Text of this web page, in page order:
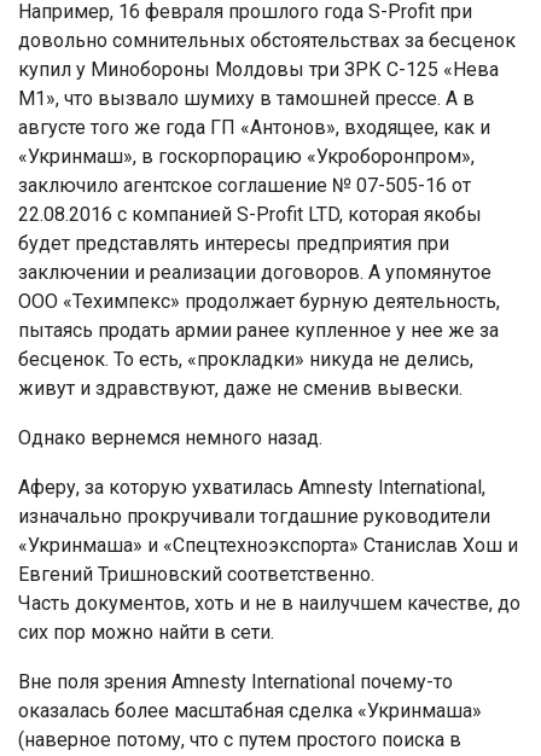
Например, 16 февраля прошлого года S-Profit при
довольно сомнительных обстоятельствах за бесценок
купил у Минобороны Молдовы три ЗРК С-125 «Нева
M1», что вызвало шумиху в тамошней прессе. А в
августе того же года ГП «Антонов», входящее, как и
«Укринмаш», в госкорпорацию «Укроборонпром»,
заключило агентское соглашение № 07-505-16 от
22.08.2016 с компанией S-Profit LTD, которая якобы
будет представлять интересы предприятия при
заключении и реализации договоров. А упомянутое
ООО «Техимпекс» продолжает бурную деятельность,
пытаясь продать армии ранее купленное у нее же за
бесценок. То есть, «прокладки» никуда не делись,
живут и здравствуют, даже не сменив вывески.
Однако вернемся немного назад.
Аферу, за которую ухватилась Amnesty International,
изначально прокручивали тогдашние руководители
«Укринмаша» и «Спецтехноэкспорта» Станислав Хош и
Евгений Тришновский соответственно.
Часть документов, хоть и не в наилучшем качестве, до
сих пор можно найти в сети.
Вне поля зрения Amnesty International почему-то
оказалась более масштабная сделка «Укринмаша»
(наверное потому, что с путем простого поиска в